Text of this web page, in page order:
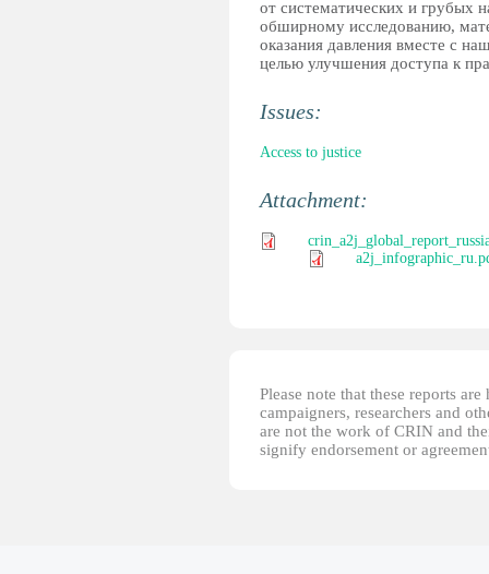
от систематических и грубых
обширному исследованию,
оказания давления вместе с
целью улучшения доступа к
Issues:
Access to justice
Attachment:
Please note that these reports
campaigners, researchers and
are not the work of CRIN and
signify endorsement or